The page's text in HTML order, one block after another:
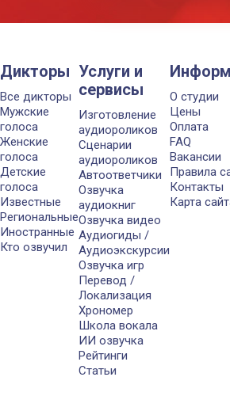
Дикторы
Все дикторы
Мужские
голоса
Женские
голоса
Детские
голоса
Известные
Региональные
Иностранные
Кто озвучил
Услуги и
сервисы
Изготовление
аудиороликов
Сценарии
аудиороликов
Автоответчики
Озвучка
аудиокниг
Озвучка видео
Аудиогиды /
Аудиоэкскурсии
Озвучка игр
Перевод /
Локализация
Хрономер
Школа вокала
ИИ озвучка
Рейтинги
Статьи
О студии
Цены
Оплата
FAQ
Вакансии
Правила
Контакты
Карта